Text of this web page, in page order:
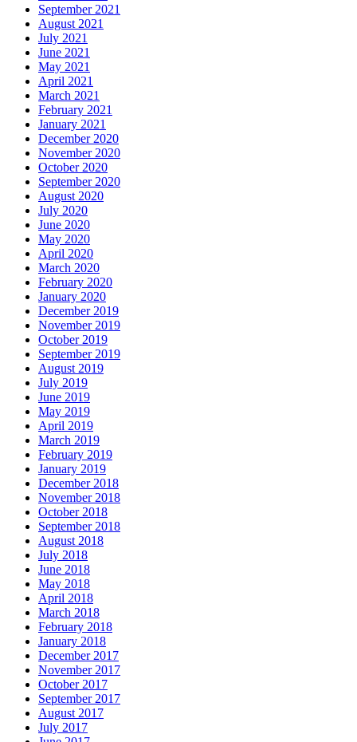
September 2021
August 2021
July 2021
June 2021
May 2021
April 2021
March 2021
February 2021
January 2021
December 2020
November 2020
October 2020
September 2020
August 2020
July 2020
June 2020
May 2020
April 2020
March 2020
February 2020
January 2020
December 2019
November 2019
October 2019
September 2019
August 2019
July 2019
June 2019
May 2019
April 2019
March 2019
February 2019
January 2019
December 2018
November 2018
October 2018
September 2018
August 2018
July 2018
June 2018
May 2018
April 2018
March 2018
February 2018
January 2018
December 2017
November 2017
October 2017
September 2017
August 2017
July 2017